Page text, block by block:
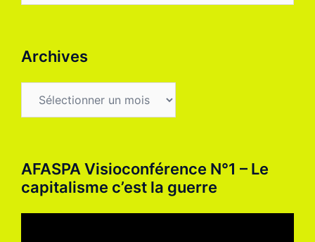
Archives
AFASPA Visioconférence N°1 – Le
capitalisme c’est la guerre